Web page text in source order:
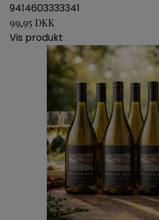
9414603333341
99,95 DKK
Vis produkt